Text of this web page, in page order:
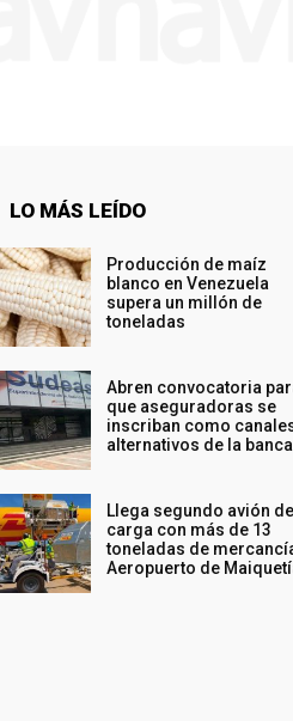
LO MÁS LEÍDO
Producción de maíz
blanco en Venezuela
supera un millón de
toneladas
Abren convocatoria
que aseguradoras se
inscriban como
alternativos de la banca
Llega segundo avión de
carga con más de 13
toneladas de
Aeropuerto de